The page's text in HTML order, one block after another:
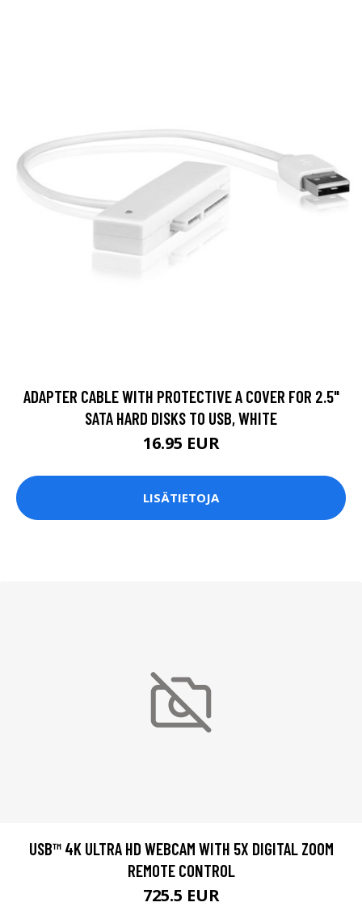
ADAPTER CABLE WITH PROTECTIVE A COVER FOR 2.5"
SATA HARD DISKS TO USB, WHITE
16.95 EUR
LISÄTIETOJA
USB™ 4K ULTRA HD WEBCAM WITH 5X DIGITAL ZOOM
REMOTE CONTROL
725.5 EUR